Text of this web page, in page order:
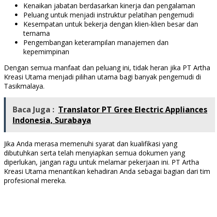
Kenaikan jabatan berdasarkan kinerja dan pengalaman
Peluang untuk menjadi instruktur pelatihan pengemudi
Kesempatan untuk bekerja dengan klien-klien besar dan
ternama
Pengembangan keterampilan manajemen dan
kepemimpinan
Dengan semua manfaat dan peluang ini, tidak heran jika PT Artha
Kreasi Utama menjadi pilihan utama bagi banyak pengemudi di
Tasikmalaya.
Baca Juga : Translator PT Gree Electric Appliances
Indonesia, Surabaya
Jika Anda merasa memenuhi syarat dan kualifikasi yang
dibutuhkan serta telah menyiapkan semua dokumen yang
diperlukan, jangan ragu untuk melamar pekerjaan ini. PT Artha
Kreasi Utama menantikan kehadiran Anda sebagai bagian dari tim
profesional mereka.